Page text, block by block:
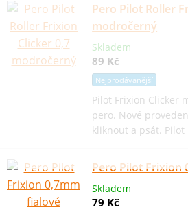
Pero Pilot Roller
modročerný
Skladem
89 Kč
Nejprodávanější
Pilot Frixion Clicker
pero. Nové
kliknout a psát. Pilot
Pero Pilot Frixion
Skladem
79 Kč